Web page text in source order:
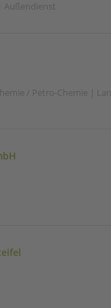
/ Petro-Chemie |